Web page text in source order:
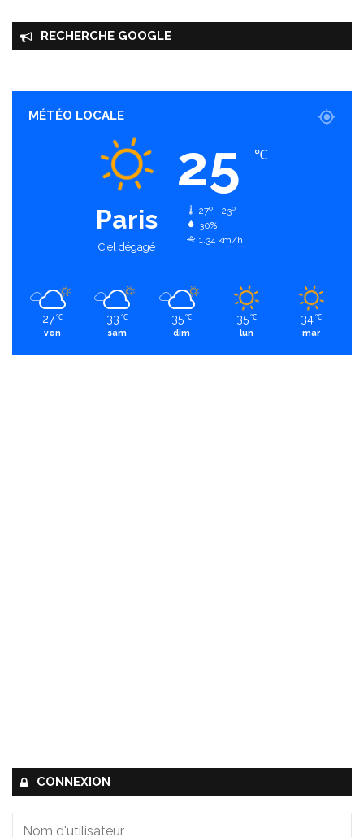
RECHERCHE GOOGLE
MÉTÉO LOCALE
Paris
Ciel dégagé
25 ℃
27º - 23º
30%
1.34 km/h
27 ℃
ven
33 ℃
sam
35 ℃
dim
35 ℃
lun
34 ℃
mar
CONNEXION